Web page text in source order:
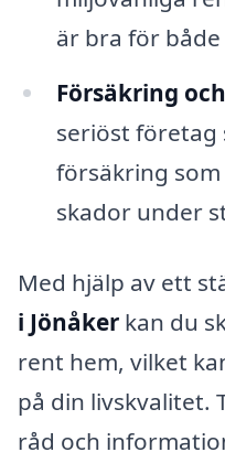
är bra för
Försäkring
seriöst företag
försäkring
skador under
Med hjälp av ett
i Jönåker kan du
rent hem, vilket
på din livskvalitet.
råd och